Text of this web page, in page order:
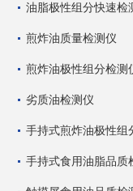
油脂极性组分快速检
煎炸油质量检测仪
煎炸油极性组分检测
劣质油检测仪
手持式煎炸油极性组
手持式食用油脂品质